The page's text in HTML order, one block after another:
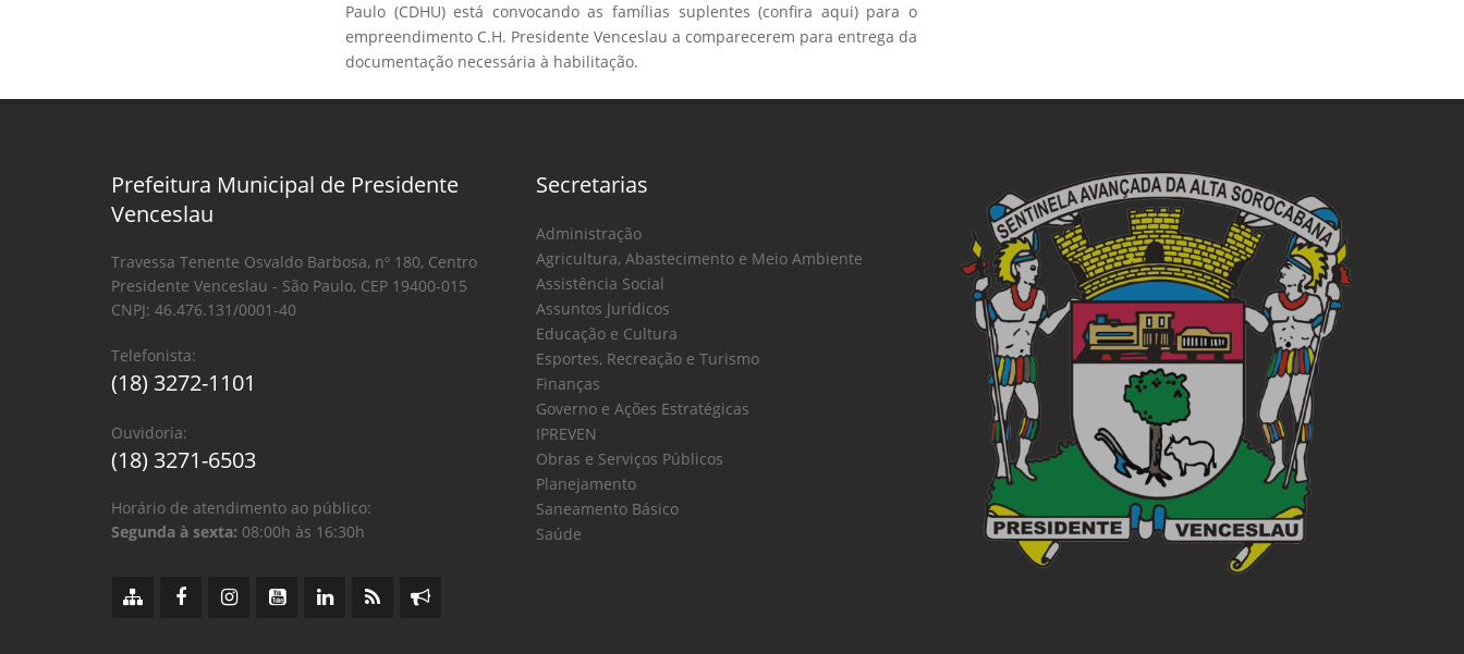
Paulo (CDHU) está convocando as famílias suplentes (confira aqui) para o
empreendimento C.H. Presidente Venceslau a comparecerem para entrega da
documentação necessária à habilitação.
Prefeitura Municipal de Presidente
Venceslau
Travessa Tenente Osvaldo Barbosa, nº 180, Centro
Presidente Venceslau - São Paulo, CEP 19400-015
CNPJ: 46.476.131/0001-40
Telefonista:
(18) 3272-1101
Ouvidoria:
(18) 3271-6503
Horário de atendimento ao público:
Segunda à sexta: 08:00h às 16:30h
Secretarias
Administração
Agricultura, Abastecimento e Meio Ambiente
Assistência Social
Assuntos Jurídicos
Educação e Cultura
Esportes, Recreação e Turismo
Finanças
Governo e Ações Estratégicas
IPREVEN
Obras e Serviços Públicos
Planejamento
Saneamento Básico
Saúde